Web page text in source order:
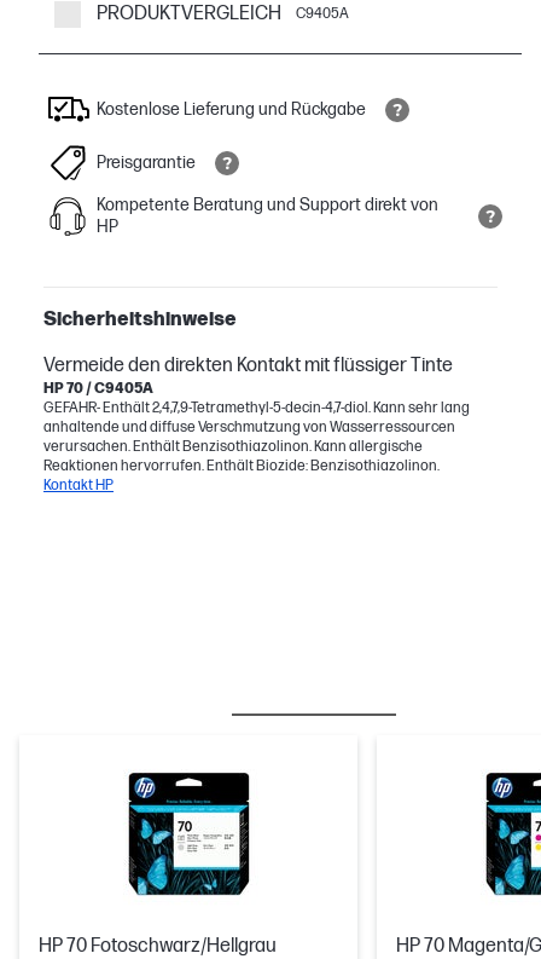
PRODUKTVERGLEICH C9405A
Kostenlose Lieferung und Rückgabe
Preisgarantie
Kompetente Beratung und Support direkt von
HP
Sicherheitshinweise
Vermeide den direkten Kontakt mit flüssiger Tinte
HP 70 / C9405A
GEFAHR- Enthält 2,4,7,9-Tetramethyl-5-decin-4,7-diol. Kann sehr lang
anhaltende und diffuse Verschmutzung von Wasserressourcen
verursachen. Enthält Benzisothiazolinon. Kann allergische
Reaktionen hervorrufen. Enthält Biozide: Benzisothiazolinon.
Kontakt HP
HP 70 Fotoschwarz/Hellgrau
HP 70 Magenta/